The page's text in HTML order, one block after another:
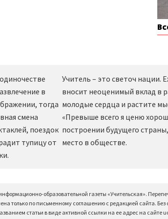
в
тогда
смена
поездок
тупицу от
Учитель – это светоч
вносит неоценимый вклад в
молодые сердца и растите
«Превыше всего я ценю
построении будущего
место в обществе.
образовательной газеты «Учительская».
только по письменному соглашению с редакцией сайта. Без
статьи в виде активной ссылки на ее адрес на сайте